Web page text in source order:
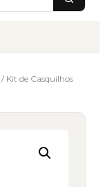
/ Kit de Casquilhos